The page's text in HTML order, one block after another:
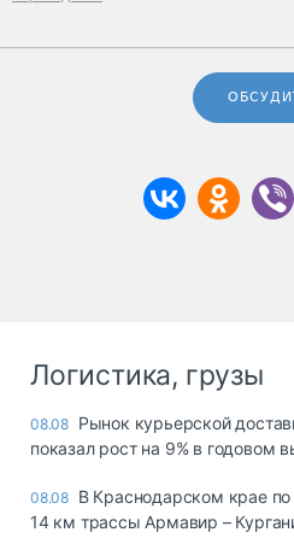
Логистика, грузы
08.08 Рынок курьерской
показал рост на 9% в годовом
08.08 В Краснодарском крае
14 км трассы Армавир –